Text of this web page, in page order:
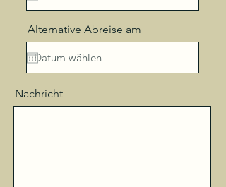
Alternative Abreise am
Nachricht